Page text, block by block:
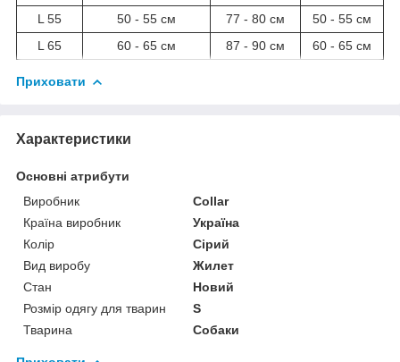
L 55
50 - 55 см 77 - 80 см
50 - 55 см
L 65
60 - 65 см 87 - 90 см 60 - 65 см
Приховати
Характеристики
Основні атрибути
Виробник
Collar
Країна виробник
Україна
Колір
Сірий
Вид виробу
Жилет
Стан
Новий
Розмір одягу для тварин
S
Тварина
Собаки